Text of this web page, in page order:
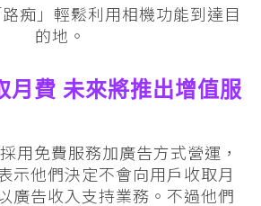
痴」輕鬆利用相機功能到達目
的地。
月費 未來將推出增值服
用免費服務加廣告方式營運，
示他們決定不會向用戶收取月
廣告收入支持業務。不過他們